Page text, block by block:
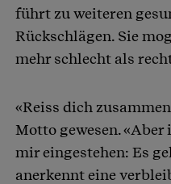
führt zu weiteren
Rückschlägen. Sie
mehr schlecht als
«Reiss dich
Motto gewesen.
mir eingestehen: Es
anerkennt eine